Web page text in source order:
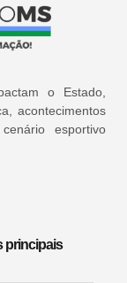
o Estado,
acontecimentos
esportivo
principais